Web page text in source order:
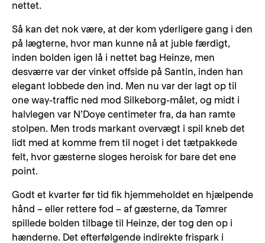
nettet.
Så kan det nok være, at der kom yderligere gang i den
på lægterne, hvor man kunne nå at juble færdigt,
inden bolden igen lå i nettet bag Heinze, men
desværre var der vinket offside på Santin, inden han
elegant lobbede den ind. Men nu var der lagt op til
one way-traffic ned mod Silkeborg-målet, og midt i
halvlegen var N’Doye centimeter fra, da han ramte
stolpen. Men trods markant overvægt i spil kneb det
lidt med at komme frem til noget i det tætpakkede
felt, hvor gæsterne sloges heroisk for bare det ene
point.
Godt et kvarter før tid fik hjemmeholdet en hjælpende
hånd – eller rettere fod – af gæsterne, da Tømrer
spillede bolden tilbage til Heinze, der tog den op i
hænderne. Det efterfølgende indirekte frispark i